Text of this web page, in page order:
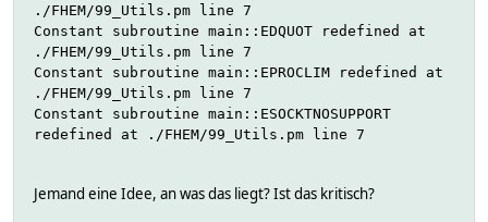
./FHEM/99_Utils.pm line 7
Constant subroutine main::EDQUOT redefined at
./FHEM/99_Utils.pm line 7
Constant subroutine main::EPROCLIM redefined at
./FHEM/99_Utils.pm line 7
Constant subroutine main::ESOCKTNOSUPPORT
redefined at ./FHEM/99_Utils.pm line 7
Jemand eine Idee, an was das liegt? Ist das kritisch?